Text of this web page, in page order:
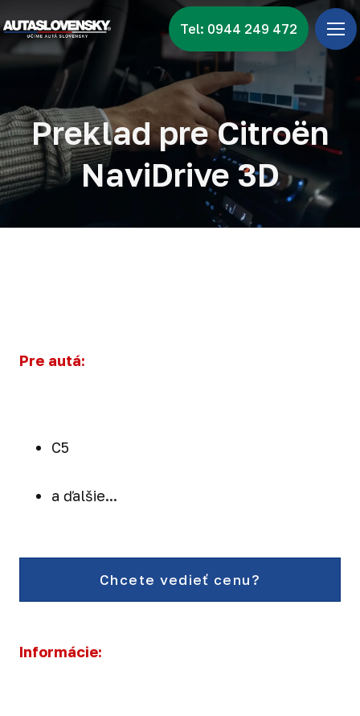
Tel: 0944 249 472
Preklad pre Citroën
NaviDrive 3D
Pre autá:
C5
a ďalšie...
Chcete vedieť cenu?
Informácie: